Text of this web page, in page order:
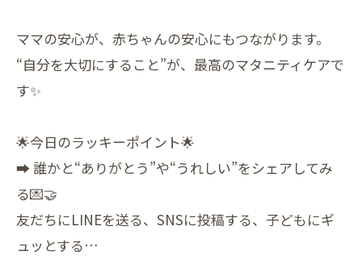
ママの安心が、赤ちゃんの安心にもつながります。
“自分を大切にすること”が、最高のマタニティケアで
す✨
🌟今日のラッキーポイント🌟
➡ 誰かと“ありがとう”や“うれしい”をシェアしてみ
る💌🤝
友だちにLINEを送る、SNSに投稿する、子どもにギ
ュッとする…